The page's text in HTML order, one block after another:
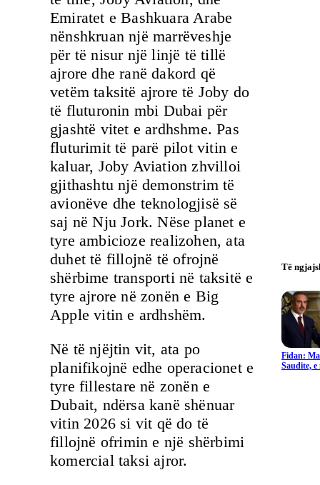
Emiratet e Bashkuara Arabe
nënshkruan një marrëveshje
për të nisur një linjë të tillë
ajrore dhe ranë dakord që
vetëm taksitë ajrore të Joby do
të fluturonin mbi Dubai për
gjashtë vitet e ardhshme. Pas
fluturimit të parë pilot vitin e
kaluar, Joby Aviation zhvilloi
gjithashtu një demonstrim të
avionëve dhe teknologjisë së
saj në Nju Jork. Nëse planet e
tyre ambicioze realizohen, ata
duhet të fillojnë të ofrojnë
shërbime transporti në taksitë e
tyre ajrore në zonën e Big
Apple vitin e ardhshëm.
Në të njëjtin vit, ata po
planifikojnë edhe operacionet e
tyre fillestare në zonën e
Dubait, ndërsa kanë shënuar
vitin 2026 si vit që do të
fillojnë ofrimin e një shërbimi
komercial taksi ajror.
Të
Fidan:
Saudite,